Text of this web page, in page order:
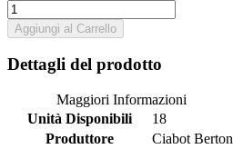
Aggiungi al Carrello
Dettagli del prodotto
Maggiori Informazioni
Unità Disponibili
18
Produttore
Ciabot Berton